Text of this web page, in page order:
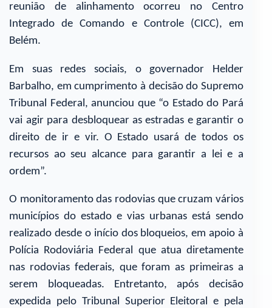
reunião de alinhamento ocorreu no Centro
Integrado de Comando e Controle (CICC), em
Belém.
Em suas redes sociais, o governador Helder
Barbalho, em cumprimento à decisão do Supremo
Tribunal Federal, anunciou que “o Estado do Pará
vai agir para desbloquear as estradas e garantir o
direito de ir e vir. O Estado usará de todos os
recursos ao seu alcance para garantir a lei e a
ordem”.
O monitoramento das rodovias que cruzam vários
municípios do estado e vias urbanas está sendo
realizado desde o início dos bloqueios, em apoio à
Polícia Rodoviária Federal que atua diretamente
nas rodovias federais, que foram as primeiras a
serem bloqueadas. Entretanto, após decisão
expedida pelo Tribunal Superior Eleitoral e pela